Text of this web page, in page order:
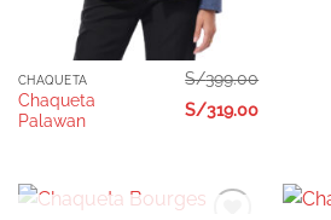
CHAQUETA
Chaqueta
Palawan
S/399.00
S/319.00